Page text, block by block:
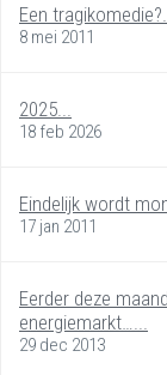
Een tragikomedie?...
8 mei 2011
2025...
18 feb 2026
Eindelijk wordt
17 jan 2011
Eerder deze
energiemarkt…...
29 dec 2013